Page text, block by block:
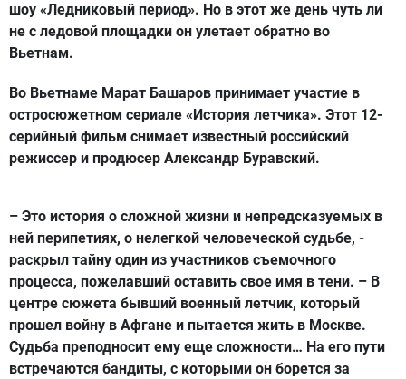
шоу «Ледниковый период». Но в этот же день чуть ли
не с ледовой площадки он улетает обратно во
Вьетнам.
Во Вьетнаме Марат Башаров принимает участие в
остросюжетном сериале «История летчика». Этот 12-
серийный фильм снимает известный российский
режиссер и продюсер Александр Буравский.
– Это история о сложной жизни и непредсказуемых в
ней перипетиях, о нелегкой человеческой судьбе, -
раскрыл тайну один из участников съемочного
процесса, пожелавший оставить свое имя в тени. – В
центре сюжета бывший военный летчик, который
прошел войну в Афгане и пытается жить в Москве.
Судьба преподносит ему еще сложности… На его пути
встречаются бандиты, с которыми он борется за